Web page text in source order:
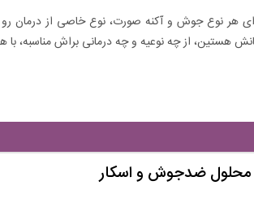
هر نوع جوش و آکنه صورت، نوع خاصی از درمان
هستین، از چه نوعیه و چه درمانی براش مناسبه، با
محلول ضدجوش و اسکار